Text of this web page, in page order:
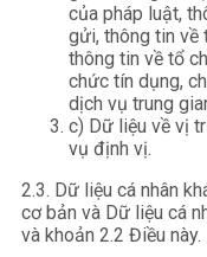
của pháp luật,
gửi, thông tin về
thông tin về tổ
chức tín dụng,
dịch vụ trung
c) Dữ liệu về vị
vụ định vị.
2.3. Dữ liệu cá nhân
cơ bản và Dữ liệu cá
và khoản 2.2 Điều này.